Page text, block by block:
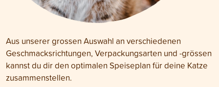
Aus unserer grossen Auswahl an verschiedenen
Geschmacksrichtungen, Verpackungsarten und -grössen
kannst du dir den optimalen Speiseplan für deine Katze
zusammenstellen.